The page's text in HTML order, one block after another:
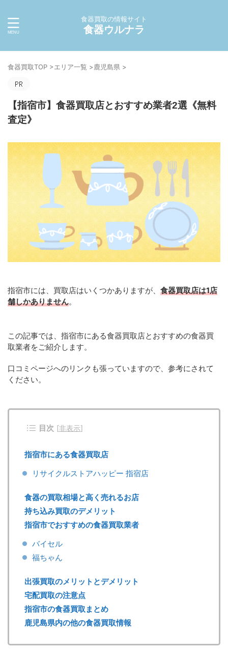
食器買取の情報サイト
食器ウルナラ
食器買取TOP >エリア一覧 >鹿児島県 >
【指宿市】食器買取店とおすすめ業者2選《無料
査定》
指宿市には、買取店はいくつかありますが、 食器買取店は1店
舗しかありません。
この記事では、指宿市にある食器買取店とおすすめの食器買
取業者をご紹介します。
口コミページへのリンクも張っていますので、参考にされて
ください。
目次 [非表示]
指宿市にある食器買取店
リサイクルストアハッピー 指宿店
食器の買取相場と高く売れるお店
持ち込み買取のデメリット
指宿市でおすすめの食器買取業者
バイセル
福ちゃん
出張買取のメリットとデメリット
宅配買取の注意点
指宿市の食器買取まとめ
鹿児島県内の他の食器買取情報